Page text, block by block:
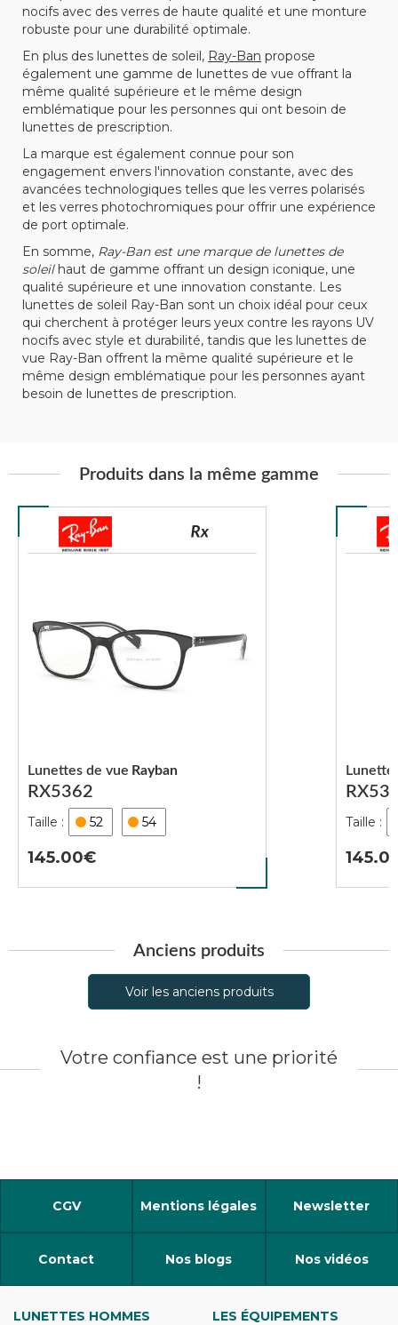
nocifs avec des verres de haute qualité et une monture
robuste pour une durabilité optimale.
En plus des lunettes de soleil, Ray-Ban propose
également une gamme de lunettes de vue offrant la
même qualité supérieure et le même design
emblématique pour les personnes qui ont besoin de
lunettes de prescription.
La marque est également connue pour son
engagement envers l'innovation constante, avec des
avancées technologiques telles que les verres polarisés
et les verres photochromiques pour offrir une expérience
de port optimale.
En somme, Ray-Ban est une marque de lunettes de
soleilhaut de gamme offrant un design iconique, une
qualité supérieure et une innovation constante. Les
lunettes de soleil Ray-Ban sont un choix idéal pour ceux
qui cherchent à protéger leurs yeux contre les rayons UV
nocifs avec style et durabilité, tandis que les lunettes de
vue Ray-Ban offrent la même qualité supérieure et le
même design emblématique pour les personnes ayant
besoin de lunettes de prescription.
Produits dans la même gamme
RX5362
Lunettes de vue Rayban
52 54
145.00
Anciens produits
Voir les anciens produits
Votre confiance est une priorité
!
CGV Mentions légales Newsletter
Contact Nos blogs Nos vidéos
LUNETTES HOMMES
LES ÉQUIPEMENTS